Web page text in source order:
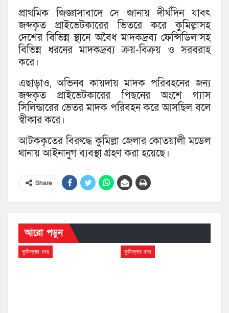
প্রাথমিক জিজ্ঞাসাবাদে সে জানায় দীর্ঘদিন যাবৎ
জব্দকৃত প্রাইভেটকারের ভিতরে করে কুমিল্লাসহ
দেশের বিভিন্ন স্থানে অবৈধ মাদকদ্রব্য ফেন্সিডিল’সহ
বিভিন্ন ধরনের মাদকদ্রব্য ক্রয়-বিক্রয় ও সরবরাহ
করে।
এছাড়াও, অভিনব কায়দায় মাদক পরিবহনের জন্য
জব্দকৃত প্রাইভেটকারের পিছনের অংশে গ্যাস
সিলিন্ডারের ভেতর মাদক পরিবহন করে আসছিল বলে
স্বীকার করে।
আটককৃতের বিরুদ্ধে কুমিল্লা জেলার কোতয়ালী মডেল
থানায় আইনানুগ ব্যবস্থা গ্রহণ করা হয়েছে।
Share
আরো পড়ুন
কুমিল্লার খবর কুমিল্লার খবর